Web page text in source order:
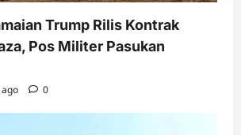
Trump Rilis Kontrak
Pos Militer Pasukan
0